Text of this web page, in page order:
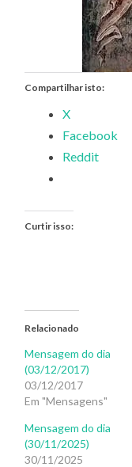
Compartilhar isto:
X
Facebook
Reddit
Curtir isso:
Relacionado
Mensagem do dia
(03/12/2017)
03/12/2017
Em "Mensagens"
Mensagem do dia
(30/11/2025)
30/11/2025